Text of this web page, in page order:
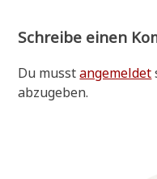
Schreibe einen
Du musstangemeldet
abzugeben.